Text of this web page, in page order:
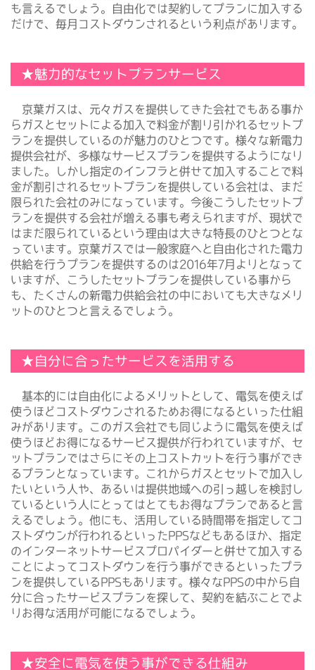
も言えるでしょう。自由化では契約してプランに加入する
だけで、毎月コストダウンされるという利点があります。
★魅力的なセットプランサービス
京葉ガスは、元々ガスを提供してきた会社でもある事か
らガスとセットによる加入で料金が割り引かれるセットプ
ランを提供しているのが魅力のひとつです。様々な新電力
提供会社が、多様なサービスプランを提供するようになり
ました。しかし指定のインフラと併せて加入することで料
金が割引されるセットプランを提供している会社は、まだ
限られた会社のみになっています。今後こうしたセットプ
ランを提供する会社が増える事も考えられますが、現状で
はまだ限られているという理由は大きな特長のひとつとな
っています。京葉ガスでは一般家庭へと自由化された電力
供給を行うプランを提供するのは2016年7月よりとなって
いますが、こうしたセットプランを提供している事から
も、たくさんの新電力供給会社の中においても大きなメリ
ットのひとつと言えるでしょう。
★自分に合ったサービスを活用する
基本的には自由化によるメリットとして、電気を使えば
使うほどコストダウンされるためお得になるといった仕組
みがあります。このガス会社でも同じように電気を使えば
使うほどお得になるサービス提供が行われていますが、セ
ットプランではさらにその上コストカットを行う事ができ
るプランとなっています。これからガスとセットで加入し
たいという人や、あるいは提供地域への引っ越しを検討し
ているという人にとってはとてもお得なプランであると言
えるでしょう。他にも、活用している時間帯を指定してコ
ストダウンが行われるといったPPSなどもあるほか、指定
のインターネットサービスプロパイダーと併せて加入する
ことによってコストダウンを行う事ができるといったプラ
ンを提供しているPPSもあります。様々なPPSの中から自
分に合ったサービスプランを探して、契約を結ぶことでよ
りお得な活用が可能になるでしょう。
★安全に電気を使う事ができる仕組み